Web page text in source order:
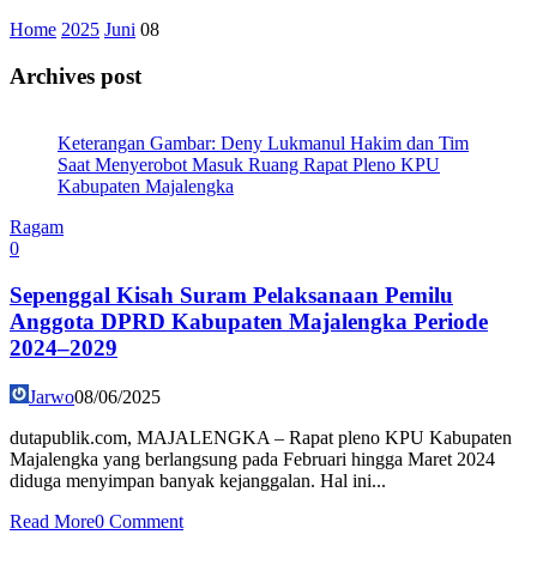
Home 2025 Juni 08
Archives post
Keterangan Gambar: Deny Lukmanul Hakim dan Tim
Saat Menyerobot Masuk Ruang Rapat Pleno KPU
Kabupaten Majalengka
Ragam
0
Sepenggal Kisah Suram Pelaksanaan Pemilu
Anggota DPRD Kabupaten Majalengka Periode
2024–2029
Jarwo08/06/2025
dutapublik.com, MAJALENGKA – Rapat pleno KPU Kabupaten
Majalengka yang berlangsung pada Februari hingga Maret 2024
diduga menyimpan banyak kejanggalan. Hal ini...
Read More0 Comment